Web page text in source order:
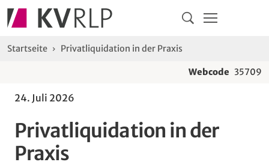
Navigation
Sie sind hier:
Startseite Privatliquidation in der Praxis
Webcode 35709
24. Juli 2026
Privatliquidation in der
Praxis